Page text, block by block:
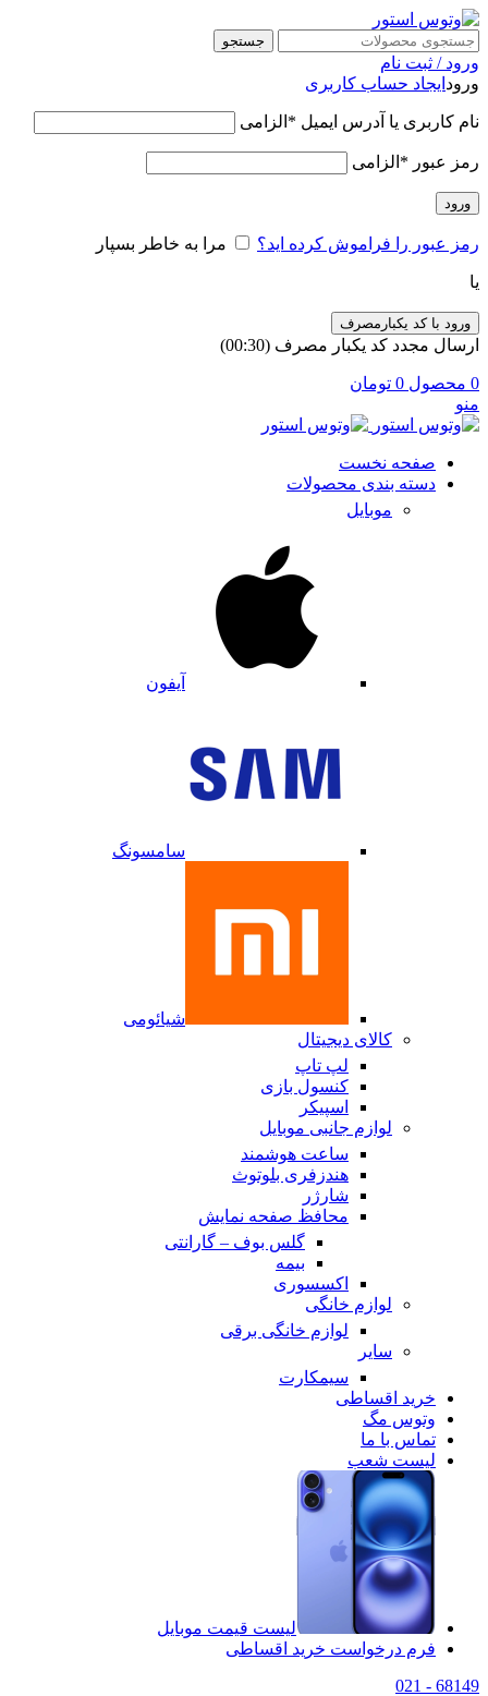
جستجو
ورود / ثبت نام
ورود ایجاد حساب کاربری
نام کاربری یا آدرس ایمیل * الزامی
رمز عبور * الزامی
ورود
رمز عبور را فراموش کرده اید؟ مرا به خاطر بسپار
یا
ورود با کد یکبارمصرف
ارسال مجدد کد یکبار مصرف (00:
30
)
0 محصول 0 تومان
منو
صفحه نخست
دسته بندی محصولات
موبایل
آیفون
سامسونگ
شیائومی
کالای دیجیتال
لپ تاپ
کنسول بازی
اسپیکر
لوازم جانبی موبایل
ساعت هوشمند
هندزفری بلوتوث
شارژر
محافظ صفحه نمایش
گلس بوف – گارانتی
بیمه
اکسسوری
لوازم خانگی
لوازم خانگی برقی
سایر
سیمکارت
خرید اقساطی
وتوس مگ
تماس با ما
لیست شعب
لیست قیمت موبایل
فرم درخواست خرید اقساطی
68149 - 021